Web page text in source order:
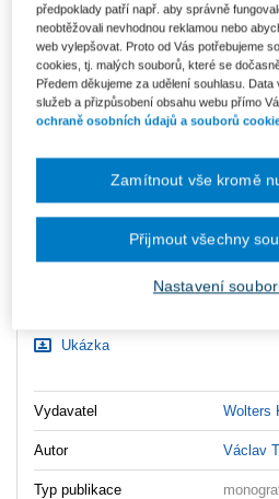
Balíček - Tištěná kniha + E-kniha
Smarteca + soubory ke stažení
Skladem - expedice do 2
Co je Smarteca?
Upozorňujeme, že v období od 1.8.
zaslány dodatečně e-mailem.
Ukázka
Vydavatel Wolters
Autor Václav
Typ publikace
předpoklady patří např. aby správně
neobtěžovali nevhodnou reklamou nebo
web vylepšovat. Proto od Vás potřebujeme
cookies, tj. malých souborů, které se
Předem děkujeme za udělení souhlasu.
služeb a přizpůsobení obsahu webu přímo
ochraně osobních údajů a souborů
Nastavení
Zamítnout vše kromě
Přijmout všechny